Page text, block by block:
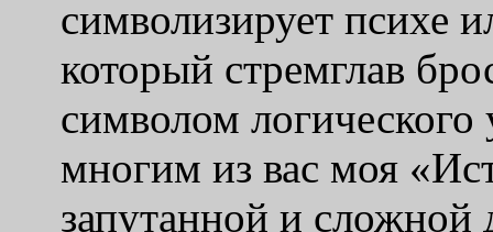
символизирует психе
который стремглав
символом
многим из вас моя «
запутанной и сложной